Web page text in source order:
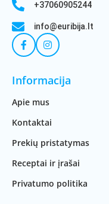
+37060905244
info@euribija.lt
Informacija
Apie mus
Kontaktai
Prekių pristatymas
Receptai ir įrašai
Privatumo politika